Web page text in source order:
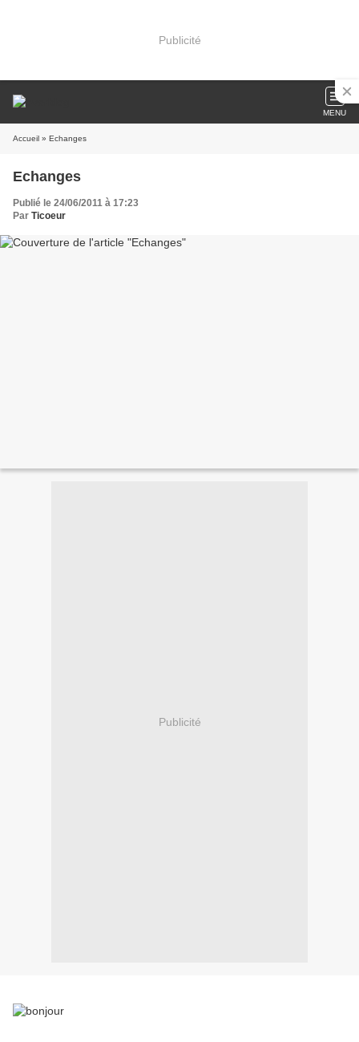
Publicité
MENU
Accueil » Echanges
Echanges
Publié le 24/06/2011 à 17:23
Par Ticoeur
Publicité